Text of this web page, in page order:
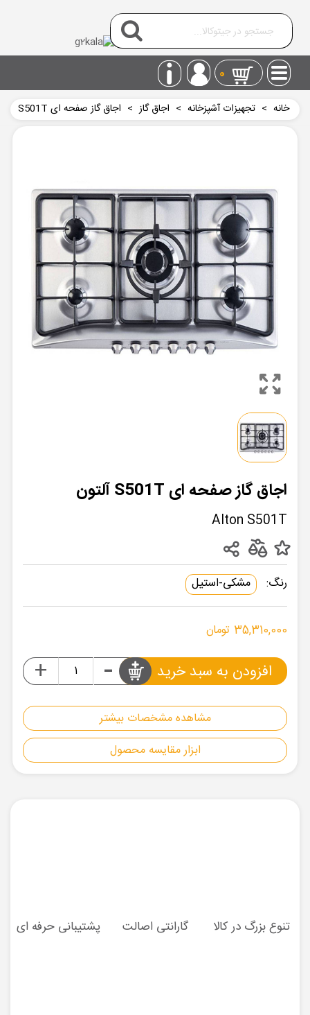
0
خانه > تجهیزات آشپزخانه > اجاق گاز >
اجاق گاز صفحه ای S501T
آلتون
اجاق گاز صفحه ای S501T آلتون
Alton S501T
مشاهده مشخصات بیشتر
ابزار مقایسه محصول
رنگ: مشکی-استیل
35,310,000 تومان
-
+ افزودن به سبد خرید
تنوع بزرگ در کالا گارانتی اصالت پشتیبانی حرفه ای